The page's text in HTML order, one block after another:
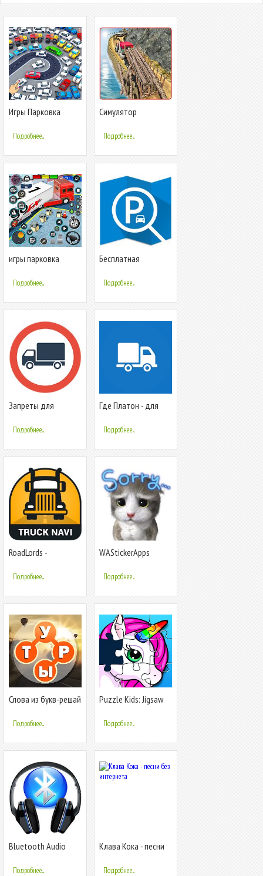
Игры Парковка
Подробнее...
Симулятор
Подробнее...
игры парковка
Подробнее...
Бесплатная
Подробнее...
Запреты для
For Trucks
Подробнее...
Где Платон - для
грузовиков
Подробнее...
RoadLords -
грузовиков
Подробнее...
WAStickerApps
кот наклейки
Подробнее...
Слова из букв-решай
Подробнее...
Puzzle Kids: Jigsaw
Подробнее...
Bluetooth Audio
Подробнее...
Клава Кока - песни
Подробнее...